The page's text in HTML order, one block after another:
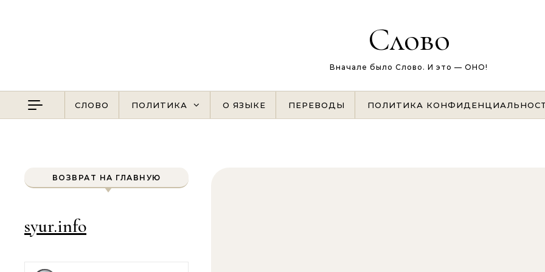
Слово
Вначале было Слово. И это — ОНО!
СЛОВО ПОЛИТИКА О ЯЗЫКЕ ПЕРЕВОДЫ ПОЛИТИКА
ВОЗВРАТ НА ГЛАВНУЮ
syur.info